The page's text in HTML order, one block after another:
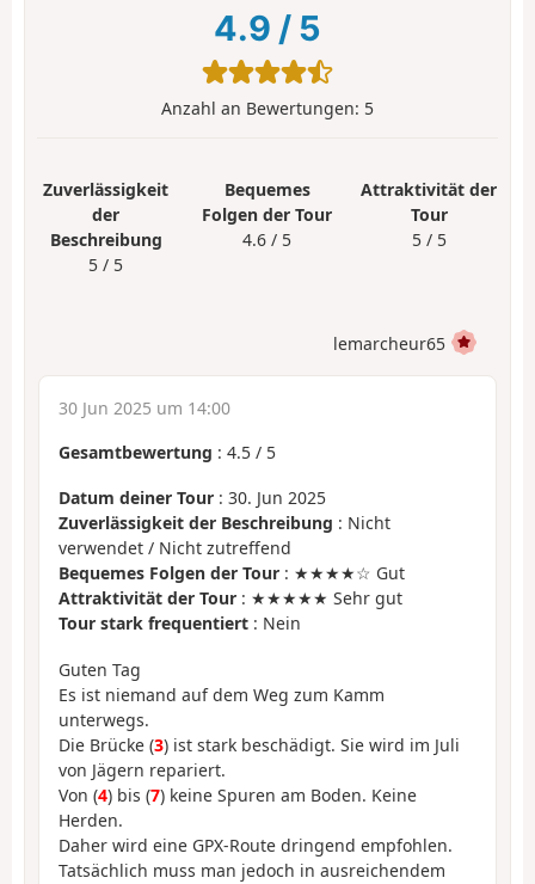
4.9 / 5
Anzahl an Bewertungen: 5
Zuverlässigkeit
der
Beschreibung
5 / 5
Bequemes
Folgen der Tour
4.6 / 5
Attraktivität der
Tour
5 / 5
lemarcheur65
30 Jun 2025 um 14:00
Gesamtbewertung : 4.5 / 5
Datum deiner Tour : 30. Jun 2025
Zuverlässigkeit der Beschreibung : Nicht
verwendet / Nicht zutreffend
Bequemes Folgen der Tour : ★★★★☆ Gut
Attraktivität der Tour : ★★★★★ Sehr gut
Tour stark frequentiert : Nein
Guten Tag
Es ist niemand auf dem Weg zum Kamm
unterwegs.
Die Brücke (3) ist stark beschädigt. Sie wird im Juli
von Jägern repariert.
Von (4) bis (7) keine Spuren am Boden. Keine
Herden.
Daher wird eine GPX-Route dringend empfohlen.
Tatsächlich muss man jedoch in ausreichendem